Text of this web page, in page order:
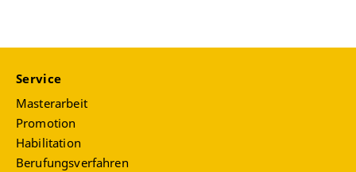
Service
Masterarbeit
Promotion
Habilitation
Berufungsverfahren